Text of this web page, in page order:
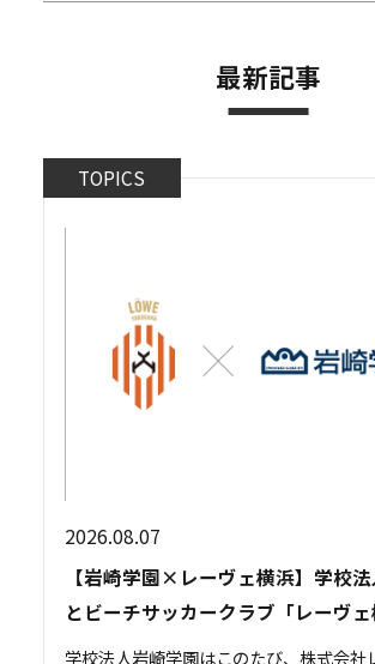
最新記事
TOPICS
2026.08.07
【岩崎学園×レーヴェ横浜】学校
とビーチサッカークラブ「レーヴ
括連携協定を締結
学校法人岩崎学園はこのたび、株式会社